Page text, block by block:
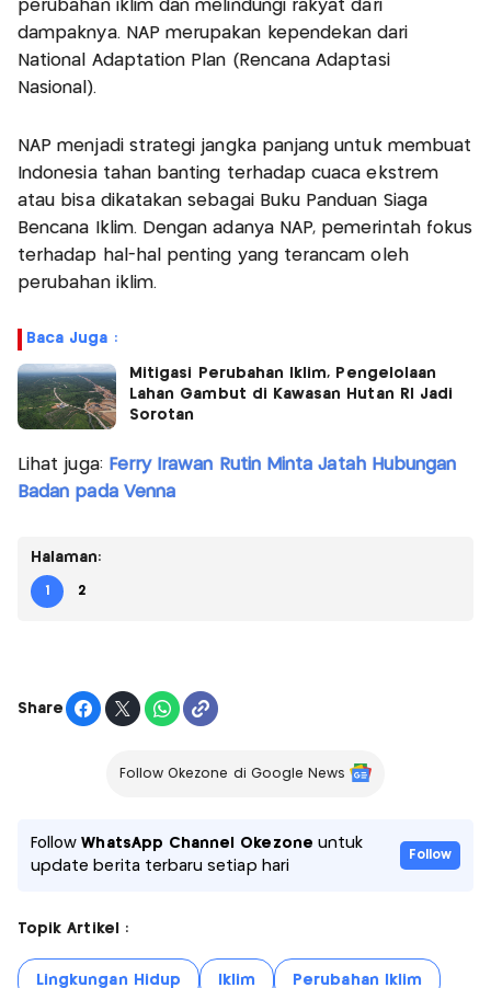
perubahan iklim dan melindungi rakyat dari
dampaknya. NAP merupakan kependekan dari
National Adaptation Plan (Rencana Adaptasi
Nasional).
NAP menjadi strategi jangka panjang untuk membuat
Indonesia tahan banting terhadap cuaca ekstrem
atau bisa dikatakan sebagai Buku Panduan Siaga
Bencana Iklim. Dengan adanya NAP, pemerintah fokus
terhadap hal-hal penting yang terancam oleh
perubahan iklim.
Baca Juga :
Mitigasi Perubahan Iklim, Pengelolaan
Lahan Gambut di Kawasan Hutan RI Jadi
Sorotan
Lihat juga: Ferry Irawan Rutin Minta Jatah Hubungan
Badan pada Venna
Halaman:
1 2
Share
Follow Okezone di Google News
FollowWhatsApp Channel Okezone untuk
update berita terbaru setiap hari
Follow
Topik Artikel :
Lingkungan Hidup Iklim Perubahan Iklim